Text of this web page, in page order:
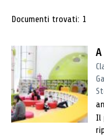
Risultati di
Documenti trovati: 1
Il